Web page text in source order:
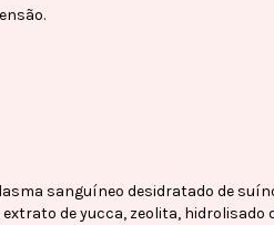
sanguíneo desidratado de
de yucca, zeolita, hidrolisado